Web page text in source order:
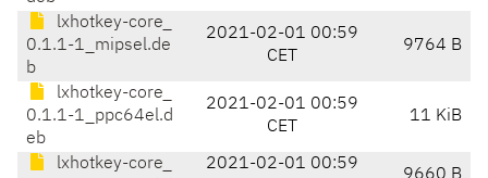
lxhotkey-core_
0.1.1-1_mipsel.de
b
2021-02-01 00:59
CET
9764 B
lxhotkey-core_
0.1.1-1_ppc64el.d
eb
2021-02-01 00:59
CET
11 KiB
lxhotkey-core_
2021-02-01 00:59